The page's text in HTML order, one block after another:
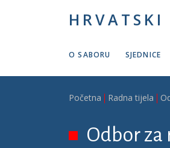
HRVATSKI
O SABORU SJEDNICE
Početna Radna tijela
Odbor